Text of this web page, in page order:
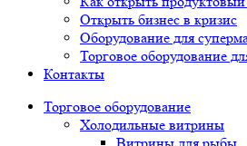
Открыть бизнес в кризис
Оборудование для
Торговое оборудование
Контакты
Торговое оборудованиe
Холодильные витрины